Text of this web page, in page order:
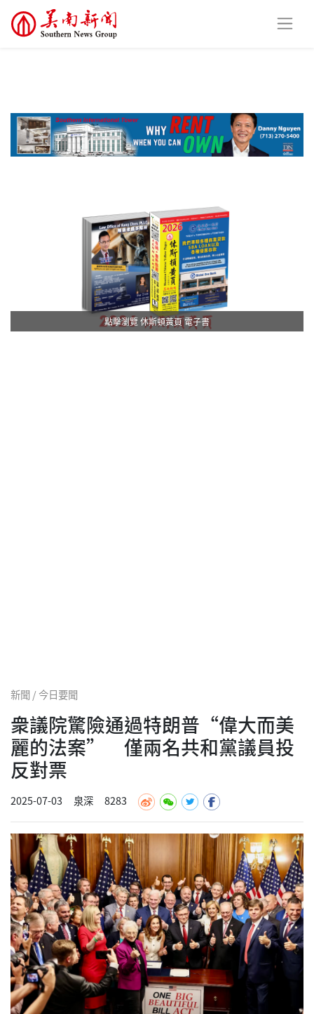
點擊瀏覽 休斯頓黃頁 電子書
新聞 / 今日要聞
衆議院驚險通過特朗普“偉大而美
麗的法案” 僅兩名共和黨議員投
反對票
2025-07-03 泉深 8283